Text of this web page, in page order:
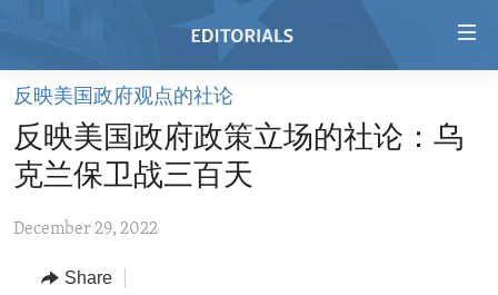
Skip
main
content
to
Navigation
HOME
VIDEO
REGIONS
AFRICA
TOPICS
反映美国政府观点的社论
反映美国政府政策立场的社论：乌
克兰保卫战三百天
December 29, 2022
Share